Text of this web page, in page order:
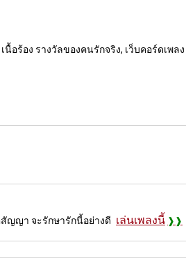
อร้อง รางวัลของคนรักจริง, เว็บคอร์ดเพล
ญญา จะรักษารักนี้อย่างดี เล่นเพลงนี้